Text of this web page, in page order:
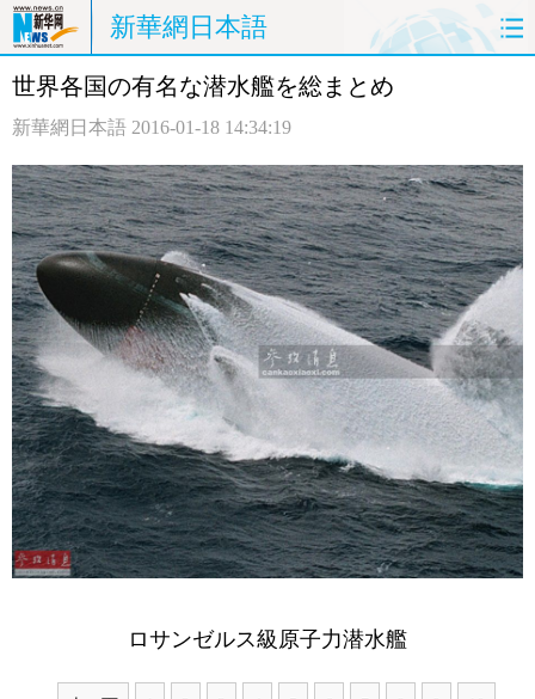
新華網日本語
ホームページ 政治
観光 評論 写真
中日対訳
世界各国の有名な潜水艦を総まとめ
新華網日本語 2016-01-18 14:34:19
ロサンゼルス級原子力潜水艦